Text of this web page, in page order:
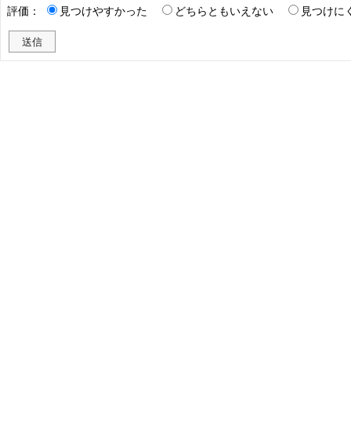
評価：
見つけやすかった どちらともいえない 見つけに